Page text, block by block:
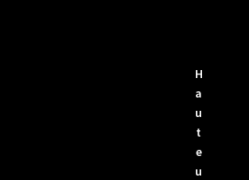
H
a
u
t
e
u